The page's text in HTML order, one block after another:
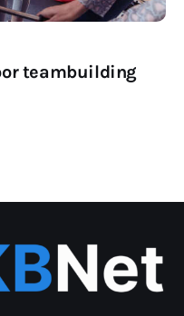
teambuilding